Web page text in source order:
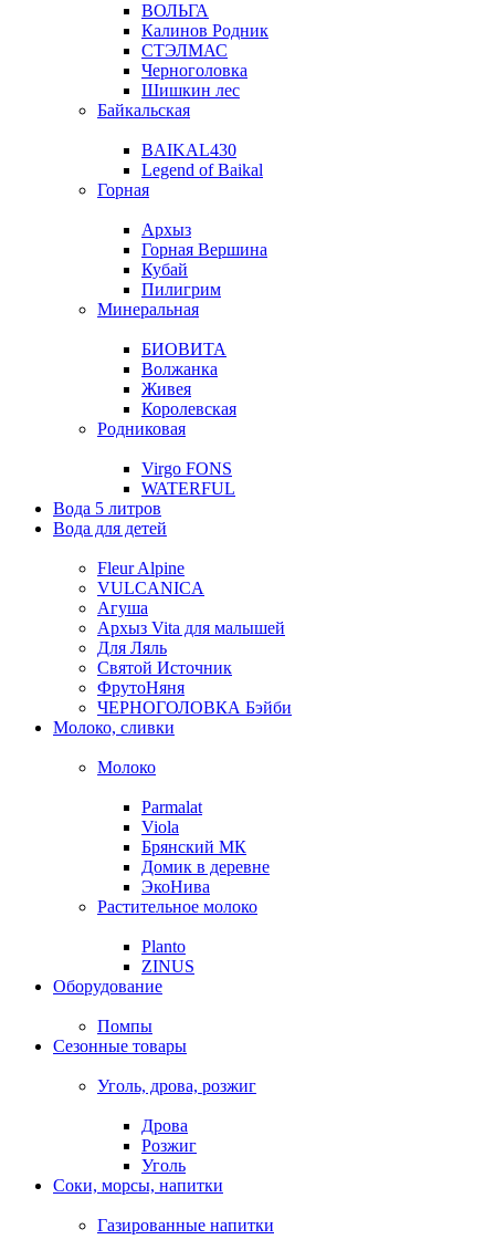
ВОЛЬГА
Калинов Родник
СТЭЛМАС
Черноголовка
Шишкин лес
Байкальская
BAIKAL430
Legend of Baikal
Горная
Архыз
Горная Вершина
Кубай
Пилигрим
Минеральная
БИОВИТА
Волжанка
Живея
Королевская
Родниковая
Virgo FONS
WATERFUL
Вода 5 литров
Вода для детей
Fleur Alpine
VULCANICA
Агуша
Архыз Vita для малышей
Для Ляль
Святой Источник
ФрутоНяня
ЧЕРНОГОЛОВКА Бэйби
Молоко, сливки
Молоко
Parmalat
Viola
Брянский МК
Домик в деревне
ЭкоНива
Растительное молоко
Planto
ZINUS
Оборудование
Помпы
Сезонные товары
Уголь, дрова, розжиг
Дрова
Розжиг
Уголь
Соки, морсы, напитки
Газированные напитки